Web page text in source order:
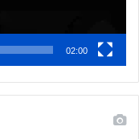
02:00